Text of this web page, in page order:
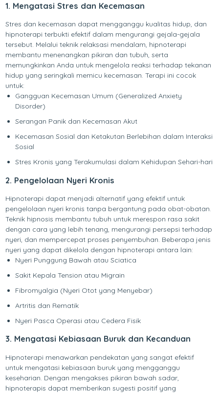
1. Mengatasi Stres dan Kecemasan
Stres dan kecemasan dapat mengganggu kualitas hidup, dan
hipnoterapi terbukti efektif dalam mengurangi gejala-gejala
tersebut. Melalui teknik relaksasi mendalam, hipnoterapi
membantu menenangkan pikiran dan tubuh, serta
memungkinkan Anda untuk mengelola reaksi terhadap tekanan
hidup yang seringkali memicu kecemasan. Terapi ini cocok
untuk:
Gangguan Kecemasan Umum (Generalized Anxiety
Disorder)
Serangan Panik dan Kecemasan Akut
Kecemasan Sosial dan Ketakutan Berlebihan dalam Interaksi
Sosial
Stres Kronis yang Terakumulasi dalam Kehidupan Sehari-hari
2. Pengelolaan Nyeri Kronis
Hipnoterapi dapat menjadi alternatif yang efektif untuk
pengelolaan nyeri kronis tanpa bergantung pada obat-obatan.
Teknik hipnosis membantu tubuh untuk merespon rasa sakit
dengan cara yang lebih tenang, mengurangi persepsi terhadap
nyeri, dan mempercepat proses penyembuhan. Beberapa jenis
nyeri yang dapat dikelola dengan hipnoterapi antara lain:
Nyeri Punggung Bawah atau Sciatica
Sakit Kepala Tension atau Migrain
Fibromyalgia (Nyeri Otot yang Menyebar)
Artritis dan Rematik
Nyeri Pasca Operasi atau Cedera Fisik
3. Mengatasi Kebiasaan Buruk dan Kecanduan
Hipnoterapi menawarkan pendekatan yang sangat efektif
untuk mengatasi kebiasaan buruk yang mengganggu
keseharian. Dengan mengakses pikiran bawah sadar,
hipnoterapis dapat memberikan sugesti positif yang